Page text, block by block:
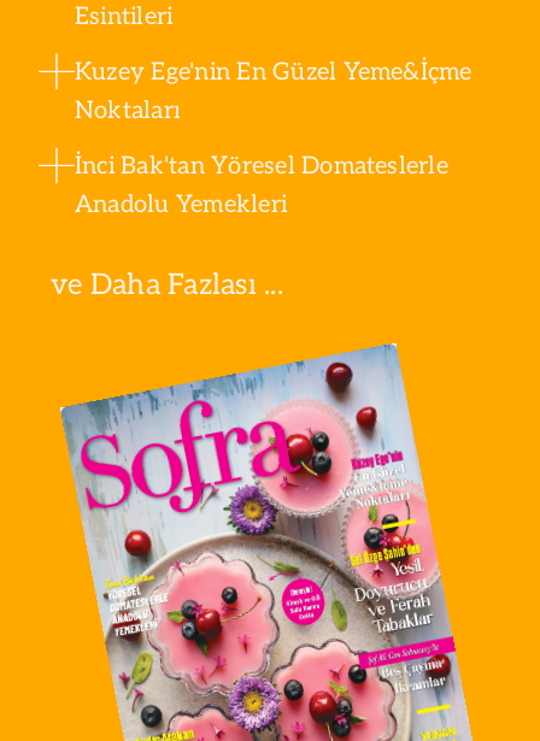
Esintileri
Kuzey Ege'nin En Güzel Yeme&İçme
Noktaları
İnci Bak'tan Yöresel Domateslerle
Anadolu Yemekleri
ve Daha Fazlası ...